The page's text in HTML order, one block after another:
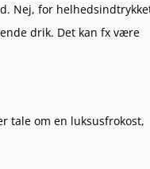
Nej, for
drik. Det kan fx være
tale om en luksusfrokost,